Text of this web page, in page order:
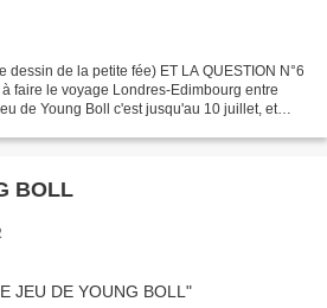
dessin de la petite fée) ET LA QUESTION N°6
faire le voyage Londres-Edimbourg entre
de Young Boll c'est jusqu'au 10 juillet, et
BOLL